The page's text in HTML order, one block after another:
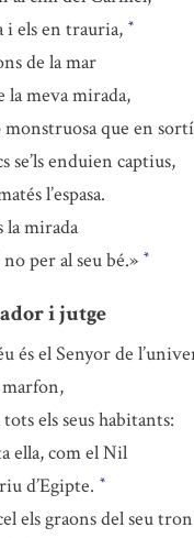
i els en trauria, *
de la mar
la meva mirada,
monstruosa que en
se’ls enduien captius,
l’espasa.
la mirada
per al seu bé.» *
i jutge
és el Senyor de
els seus habitants:
ella, com el Nil
d’Egipte. *
els graons del seu tron